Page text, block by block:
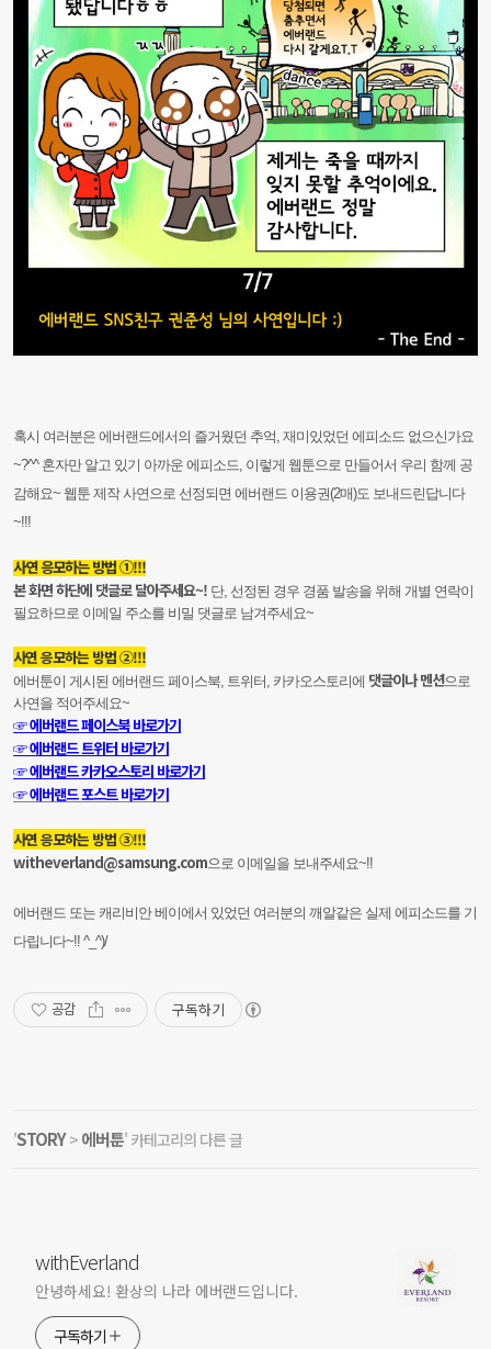
혹시 여러분은 에버랜드에서의 즐거웠던 추억, 재미있었던 에피소드 없으신가요
~?^^ 혼자만 알고 있기 아까운 에피소드, 이렇게 웹툰으로 만들어서 우리 함께 공
감해요~ 웹툰 제작 사연으로 선정되면 에버랜드 이용권(2매)도 보내드린답니다
~!!!
사연 응모하는 방법 ①!!!
본 화면 하단에 댓글로 달아주세요~! 단, 선정된 경우 경품 발송을 위해 개별 연락이
필요하므로 이메일 주소를 비밀 댓글로 남겨주세요~
사연 응모하는 방법 ②!!!
에버툰이 게시된 에버랜드 페이스북, 트위터, 카카오스토리에 댓글이나 멘션으로
사연을 적어주세요~
☞ 에버랜드 페이스북 바로가기
☞ 에버랜드 트위터 바로가기
☞ 에버랜드 카카오스토리 바로가기
☞ 에버랜드 포스트 바로가기
사연 응모하는 방법 ③!!!
witheverland@samsung.com으로 이메일을 보내주세요~!!
에버랜드 또는 캐리비안 베이에서 있었던 여러분의 깨알같은 실제 에피소드를 기
다립니다~!! ^_^)/
공감 구독하기
'STORY> 에버툰' 카테고리의 다른 글
withEverland
안녕하세요! 환상의 나라 에버랜드입니다.
구독하기